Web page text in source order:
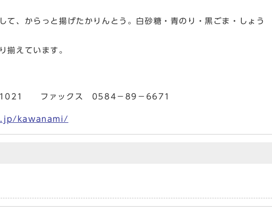
て、からっと揚げたかりんとう。白砂糖・青のり・黒ごま・しょう
揃えています。
ファックス 0584－89－6671
kawanami/